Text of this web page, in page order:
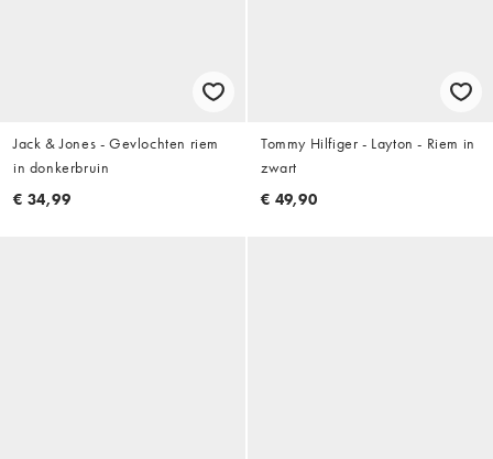
Jack & Jones - Gevlochten riem
in donkerbruin
€ 34,99
Tommy Hilfiger - Layton - Riem in
zwart
€ 49,90